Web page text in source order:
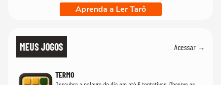
Aprenda a Ler Tarô
MEUS JOGOS Acessar →
TERMO